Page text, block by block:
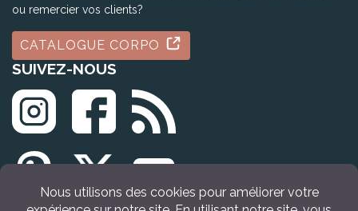
ou remercier vos clients?
CATALOGUE CORPO
SUIVEZ-NOUS